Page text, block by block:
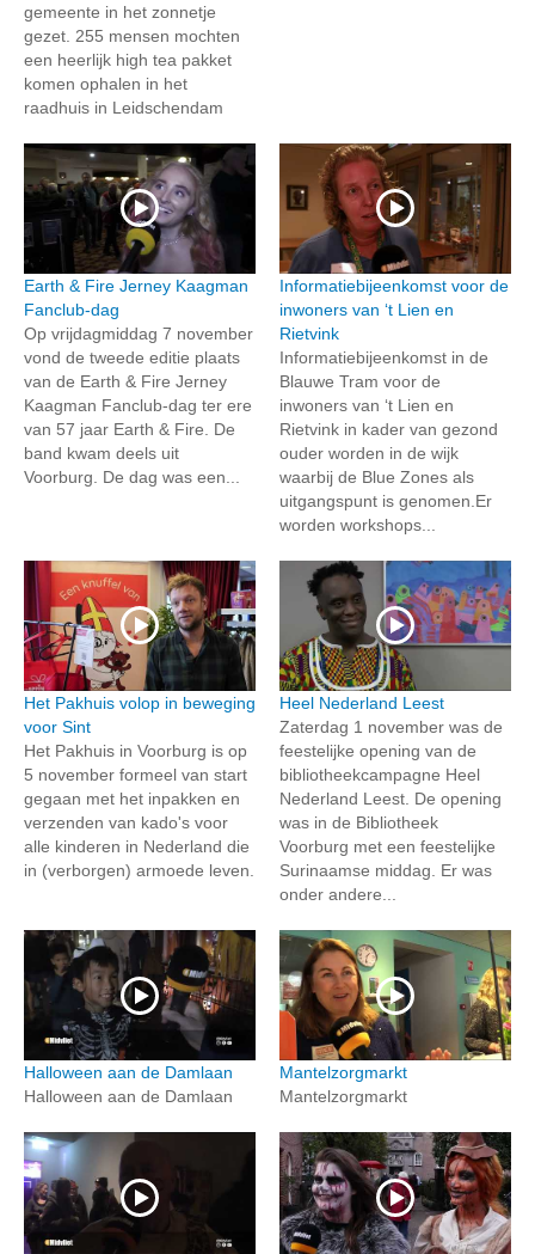
gemeente in het zonnetje
gezet. 255 mensen mochten
een heerlijk high tea pakket
komen ophalen in het
raadhuis in Leidschendam
Earth & Fire Jerney Kaagman
Fanclub-dag
Op vrijdagmiddag 7 november
vond de tweede editie plaats
van de Earth & Fire Jerney
Kaagman Fanclub-dag ter ere
van 57 jaar Earth & Fire. De
band kwam deels uit
Voorburg. De dag was een...
Informatiebijeenkomst voor de
inwoners van ‘t Lien en
Rietvink
Informatiebijeenkomst in de
Blauwe Tram voor de
inwoners van ‘t Lien en
Rietvink in kader van gezond
ouder worden in de wijk
waarbij de Blue Zones als
uitgangspunt is genomen.Er
worden workshops...
Het Pakhuis volop in beweging
voor Sint
Het Pakhuis in Voorburg is op
5 november formeel van start
gegaan met het inpakken en
verzenden van kado's voor
alle kinderen in Nederland die
in (verborgen) armoede leven.
Heel Nederland Leest
Zaterdag 1 november was de
feestelijke opening van de
bibliotheekcampagne Heel
Nederland Leest. De opening
was in de Bibliotheek
Voorburg met een feestelijke
Surinaamse middag. Er was
onder andere...
Halloween aan de Damlaan
Halloween aan de Damlaan
Mantelzorgmarkt
Mantelzorgmarkt